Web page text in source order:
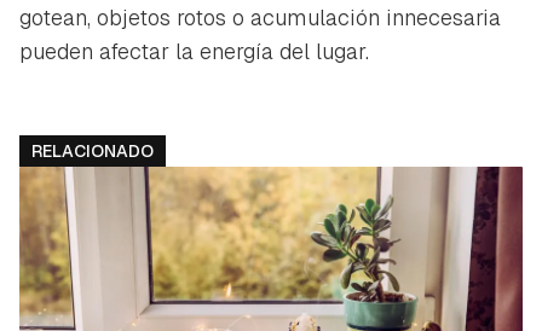
gotean, objetos rotos o acumulación innecesaria
pueden afectar la energía del lugar.
RELACIONADO